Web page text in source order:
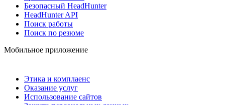
Безопасный HeadHunter
HeadHunter API
Поиск работы
Поиск по резюме
Мобильное приложение
Этика и комплаенс
Оказание услуг
Использование сайтов